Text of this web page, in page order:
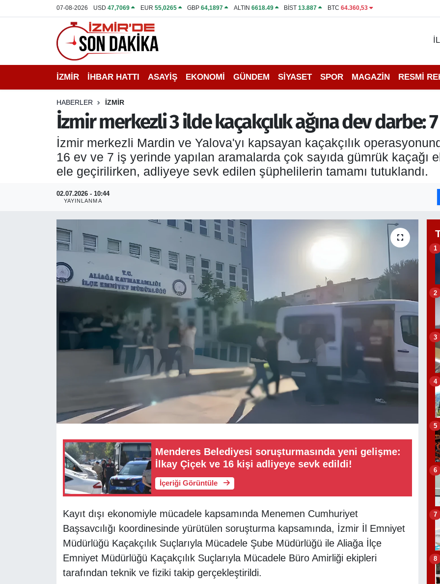
07-08-2026 USD47,7069 EUR 55,0265 GBP64,1897 ALTIN 6618.49 BİST13.887 BTC 64.360,53
İZMİR İHBAR HATTI ASAYİŞ EKONOMİ GÜNDEM SİYASET SPOR MAGAZİN RESMİ
HABERLER İZMİR
İzmir merkezli 3 ilde kaçakçılık ağına dev darbe:
İzmir merkezli Mardin ve Yalova'yı kapsayan kaçakçılık
16 ev ve 7 iş yerinde yapılan aramalarda çok sayıda gümrük kaçağı
ele geçirilirken, adliyeye sevk edilen şüphelilerin tamamı tutuklandı.
02.07.2026 - 10:44
YAYINLANMA
Menderes Belediyesi soruşturmasında yeni gelişme:
İlkay Çiçek ve 16 kişi adliyeye sevk edildi!
İçeriği Görüntüle
Kayıt dışı ekonomiyle mücadele kapsamında Menemen Cumhuriyet
Başsavcılığı koordinesinde yürütülen soruşturma kapsamında, İzmir İl Emniyet
Müdürlüğü Kaçakçılık Suçlarıyla Mücadele Şube Müdürlüğü ile Aliağa İlçe
Emniyet Müdürlüğü Kaçakçılık Suçlarıyla Mücadele Büro Amirliği ekipleri
tarafından teknik ve fiziki takip gerçekleştirildi.
1
2
3
4
5
6
7
8
İHBAR HATTI
DEPREM
EKONOMİ
SİYASET
RESMİ REKLAM
İzmir Nöbetçi Eczaneler
İzmir Hava Durumu
İzmir Namaz Vakitleri
İzmir Trafik Yoğunluk Haritası
Puan Durumu ve Fikstür
Tüm Manşetler